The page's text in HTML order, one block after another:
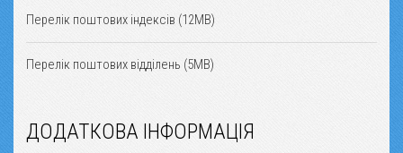
Перелік поштових індексів (12MB)
Перелік поштових відділень (5MB)
ДОДАТКОВА ІНФОРМАЦІЯ